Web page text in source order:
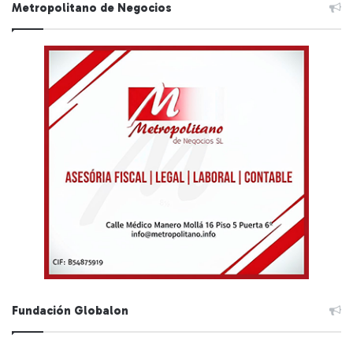
Metropolitano de Negocios
Fundación Globalon